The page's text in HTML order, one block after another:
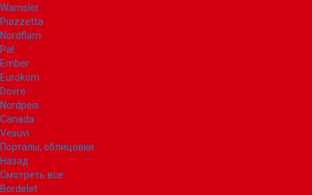
Wamsler
Piazzetta
Nordflam
Pal
Ember
Eurokom
Dovre
Nordpeis
Canada
Vesuvi
Порталы, облицовки
Назад
Смотреть все
Bordelet